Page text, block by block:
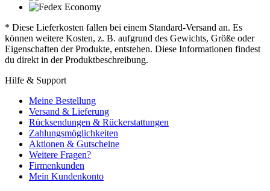
* Diese Lieferkosten fallen bei einem Standard-Versand an. Es
können weitere Kosten, z. B. aufgrund des Gewichts, Größe oder
Eigenschaften der Produkte, entstehen. Diese Informationen findest
du direkt in der Produktbeschreibung.
Hilfe & Support
Meine Bestellung
Versand & Lieferung
Rücksendungen & Rückerstattungen
Zahlungsmöglichkeiten
Aktionen & Gutscheine
Weitere Fragen?
Firmenkunden
Mein Kundenkonto